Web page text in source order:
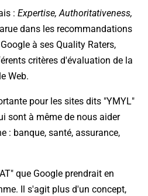
: Expertise, Authoritativeness,
dans les recommandations
à ses Quality Raters,
critères d'évaluation de la
Web.
pour les sites dits "YMYL"
sont à même de nous aider
: banque, santé, assurance,
que Google prendrait en
Il s'agit plus d'un concept,